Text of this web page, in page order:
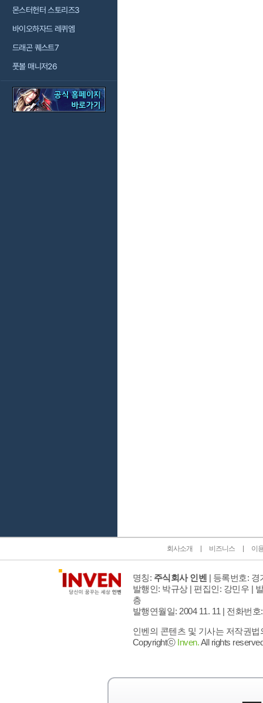
몬스터헌터 스토리즈3
바이오하자드 레퀴엠
드래곤 퀘스트7
풋볼 매니저26
회사소개 비즈니스 이
명칭: 주식회사 인벤 | 등록번호: 경
발행인: 박규상 | 편집인: 강민우 |
층
발행연월일: 2004 11. 11 | 전화번호
인벤의 콘텐츠 및 기사는 저작권
Copyrightⓒ Inven.All rights